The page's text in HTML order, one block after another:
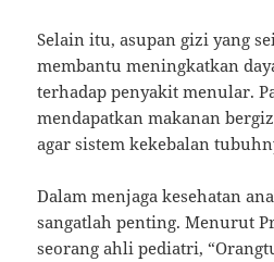
Selain itu, asupan gizi yang
membantu meningkatkan
terhadap penyakit menular.
mendapatkan makanan
agar sistem kekebalan
Dalam menjaga kesehatan
sangatlah penting. Menurut
seorang ahli pediatri,